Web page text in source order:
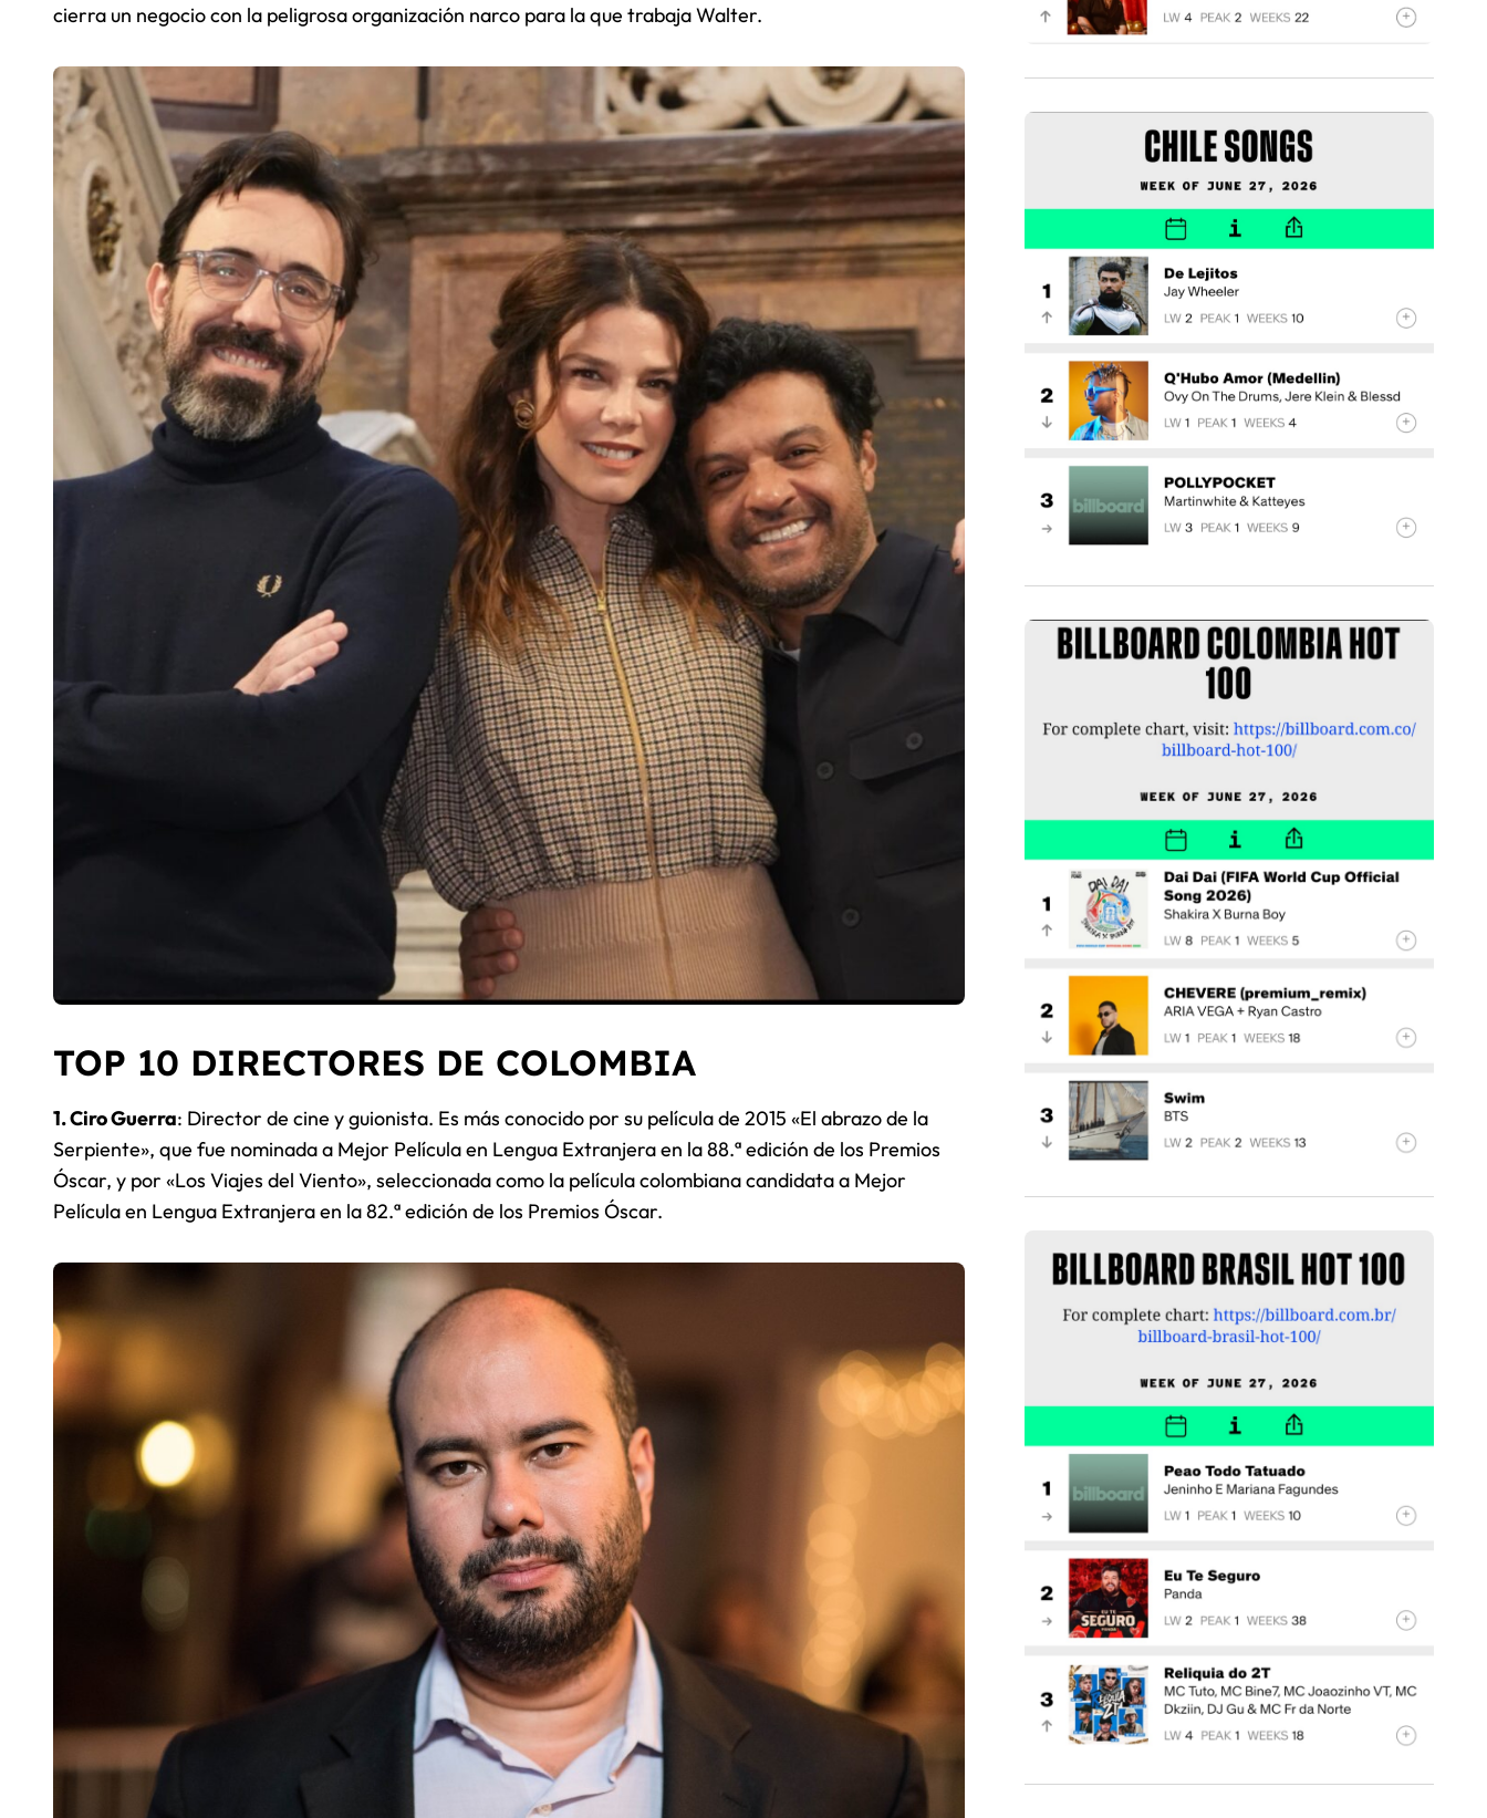
cierra un negocio con la peligrosa organización narco para la que trabaja Walter.
TOP 10 DIRECTORES DE COLOMBIA
1. Ciro Guerra: Director de cine y guionista. Es más conocido por su película de 2015 «El abrazo de la
Serpiente», que fue nominada a Mejor Película en Lengua Extranjera en la 88.ª edición de los Premios
Óscar, y por «Los Viajes del Viento», seleccionada como la película colombiana candidata a Mejor
Película en Lengua Extranjera en la 82.ª edición de los Premios Óscar.